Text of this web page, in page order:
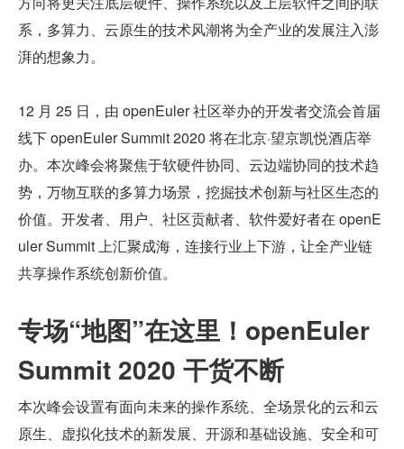
系，多算力、云原生的技术风潮将为全产业的发展注入澎
湃的想象力。
12 月 25 日，由 openEuler 社区举办的开发者交流会首届
线下 openEuler Summit 2020 将在北京·望京凯悦酒店举
办。本次峰会将聚焦于软硬件协同、云边端协同的技术趋
势，万物互联的多算力场景，挖掘技术创新与社区生态的
价值。开发者、用户、社区贡献者、软件爱好者在 openE
uler Summit 上汇聚成海，连接行业上下游，让全产业链
共享操作系统创新价值。
专场“地图”在这里！openEuler
Summit 2020 干货不断
本次峰会设置有面向未来的操作系统、全场景化的云和云
原生、虚拟化技术的新发展、开源和基础设施、安全和可